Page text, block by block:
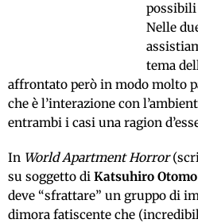
Nelle
tema
affrontato però in modo molto
che è l’interazione con
entrambi i casi una ragion
In World Apartment Horror
su soggetto di Katsuhiro Otomo
deve “sfrattare” un gruppo di
dimora fatiscente che